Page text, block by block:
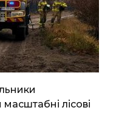
лісові